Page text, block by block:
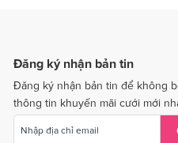
Đăng ký nhận bản tin
Đăng ký nhận bản tin để không
thông tin khuyến mãi cưới mới